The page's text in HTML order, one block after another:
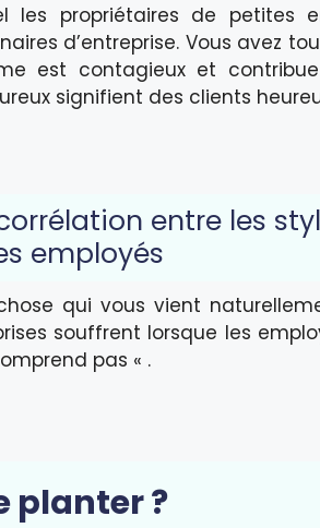
les propriétaires de petites
d’entreprise. Vous avez
est contagieux et
signifient des clients
entre les
employés
qui vous vient
souffrent lorsque les
pas « .
planter ?